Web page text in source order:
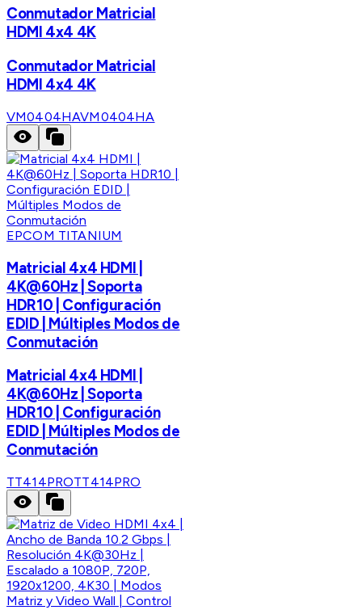
Conmutador Matricial
HDMI 4x4 4K
Conmutador Matricial
HDMI 4x4 4K
VM0404HAVM0404HA
EPCOM TITANIUM
Matricial 4x4 HDMI |
4K@60Hz | Soporta
HDR10 | Configuración
EDID | Múltiples Modos de
Conmutación
Matricial 4x4 HDMI |
4K@60Hz | Soporta
HDR10 | Configuración
EDID | Múltiples Modos de
Conmutación
TT414PROTT414PRO